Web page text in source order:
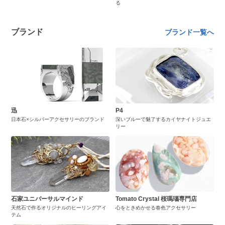
る
ブランド ブランド一覧へ
迅
日本石×シルバーアクセサリーのブランド
P4
深いブルーで魅了するカイヤナイトジュエ
リー
石家ユニバーサルマインド
天然石で作るオリジナルのヒーリングアイ
テム
Tomato Crystal 桜瑪瑙専門店
心をときめかせる春色アクセサリー